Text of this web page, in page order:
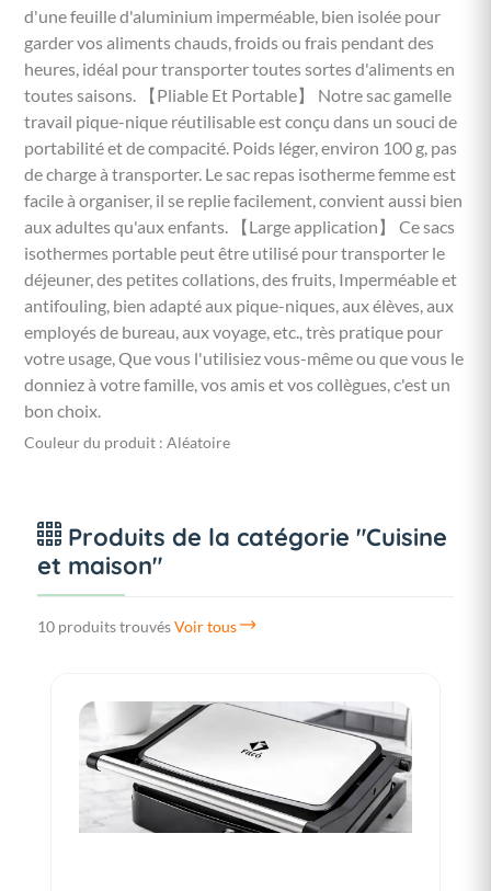
d'une feuille d'aluminium imperméable, bien isolée pour
garder vos aliments chauds, froids ou frais pendant des
heures, idéal pour transporter toutes sortes d'aliments en
toutes saisons. 【Pliable Et Portable】 Notre sac gamelle
travail pique-nique réutilisable est conçu dans un souci de
portabilité et de compacité. Poids léger, environ 100 g, pas
de charge à transporter. Le sac repas isotherme femme est
facile à organiser, il se replie facilement, convient aussi bien
aux adultes qu'aux enfants. 【Large application】 Ce sacs
isothermes portable peut être utilisé pour transporter le
déjeuner, des petites collations, des fruits, Imperméable et
antifouling, bien adapté aux pique-niques, aux élèves, aux
employés de bureau, aux voyage, etc., très pratique pour
votre usage, Que vous l'utilisiez vous-même ou que vous le
donniez à votre famille, vos amis et vos collègues, c'est un
bon choix.
Couleur du produit : Aléatoire
Produits de la catégorie "Cuisine
et maison"
10 produits trouvésVoir tous